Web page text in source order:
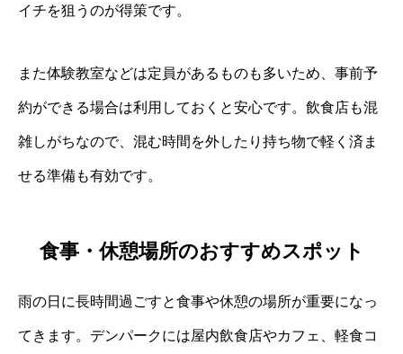
イチを狙うのが得策です。
また体験教室などは定員があるものも多いため、事前予
約ができる場合は利用しておくと安心です。飲食店も混
雑しがちなので、混む時間を外したり持ち物で軽く済ま
せる準備も有効です。
食事・休憩場所のおすすめスポット
雨の日に長時間過ごすと食事や休憩の場所が重要になっ
てきます。デンパークには屋内飲食店やカフェ、軽食コ